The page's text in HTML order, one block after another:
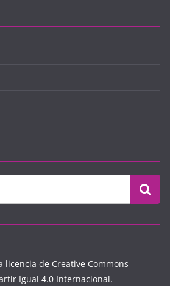
licencia de Creative Commons
Igual 4.0 Internacional.